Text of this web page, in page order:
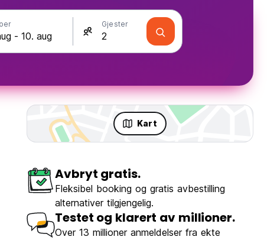
Gjester
Kart
Avbryt gratis.
Fleksibel booking og gratis avbestilling
alternativer tilgjengelig.
Testet og klarert av millioner.
Over 13 millioner anmeldelser fra ekte